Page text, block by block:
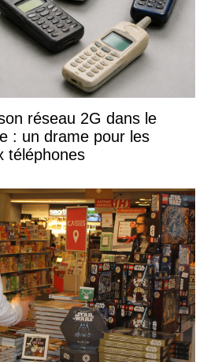
réseau 2G dans le
: un drame pour les
téléphones